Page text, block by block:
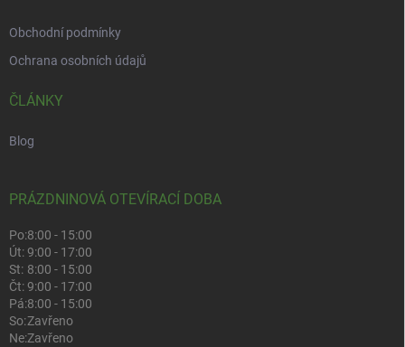
Obchodní podmínky
Ochrana osobních údajů
ČLÁNKY
Blog
PRÁZDNINOVÁ OTEVÍRACÍ DOBA
Po:8:00 - 15:00
Út:9:00 - 17:00
St: 8:00 - 15:00
Čt:9:00 - 17:00
Pá:8:00 - 15:00
So:Zavřeno
Ne:Zavřeno